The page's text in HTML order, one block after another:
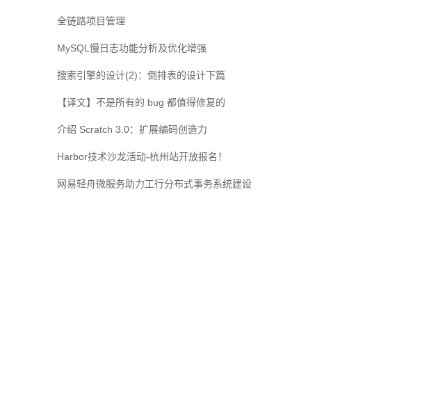
全链路项目管理
MySQL慢日志功能分析及优化增强
搜索引擎的设计(2)：倒排表的设计下篇
【译文】不是所有的 bug 都值得修复的
介绍 Scratch 3.0：扩展编码创造力
Harbor技术沙龙活动-杭州站开放报名！
网易轻舟微服务助力工行分布式事务系统建设